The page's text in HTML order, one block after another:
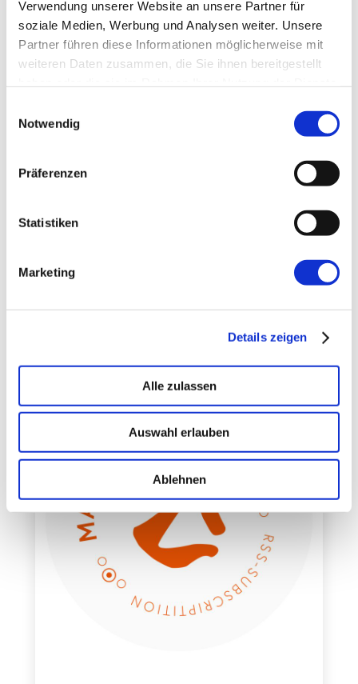
Verwendung unserer Website an unsere Partner für
soziale Medien, Werbung und Analysen weiter. Unsere
Partner führen diese Informationen möglicherweise mit
weiteren Daten zusammen, die Sie ihnen bereitgestellt
Notwendig
Präferenzen
Statistiken
Marketing
Details zeigen
Alle zulassen
Auswahl erlauben
Ablehnen
E-Mail-Adresse*
Deines Jira-Backlogs vereinfachen